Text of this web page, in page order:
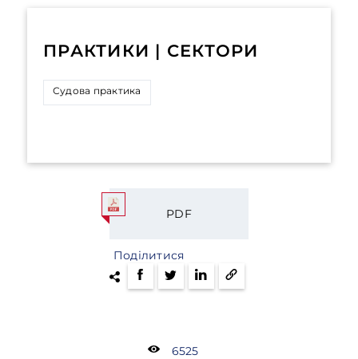
ПРАКТИКИ | СЕКТОРИ
Судова практика
PDF
Поділитися
6525